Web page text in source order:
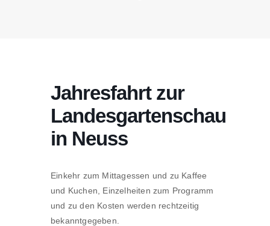
Jahresfahrt zur
Landesgartenschau
in Neuss
Einkehr zum Mittagessen und zu Kaffee
und Kuchen, Einzelheiten zum Programm
und zu den Kosten werden rechtzeitig
bekanntgegeben.